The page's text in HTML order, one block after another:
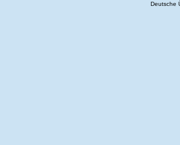
Deutsche